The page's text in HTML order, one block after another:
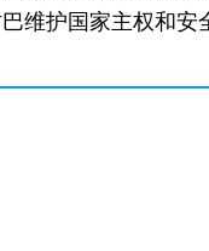
维护国家主权和安